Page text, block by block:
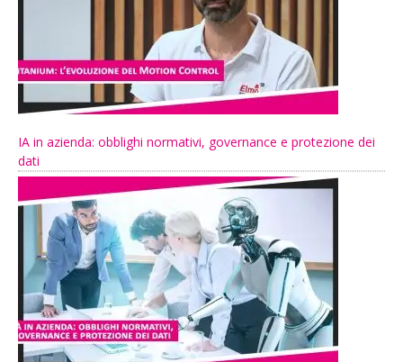
IA in azienda: obblighi normativi, governance e protezione dei
dati